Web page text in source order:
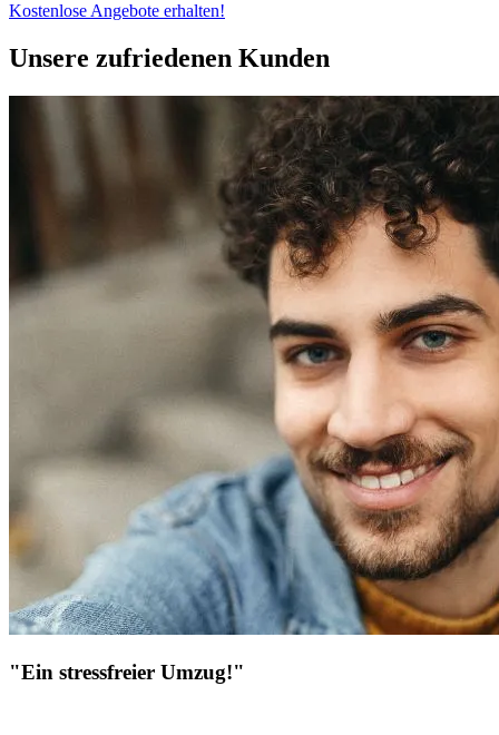
Kostenlose Angebote erhalten!
Unsere zufriedenen Kunden
"Ein stressfreier Umzug!"